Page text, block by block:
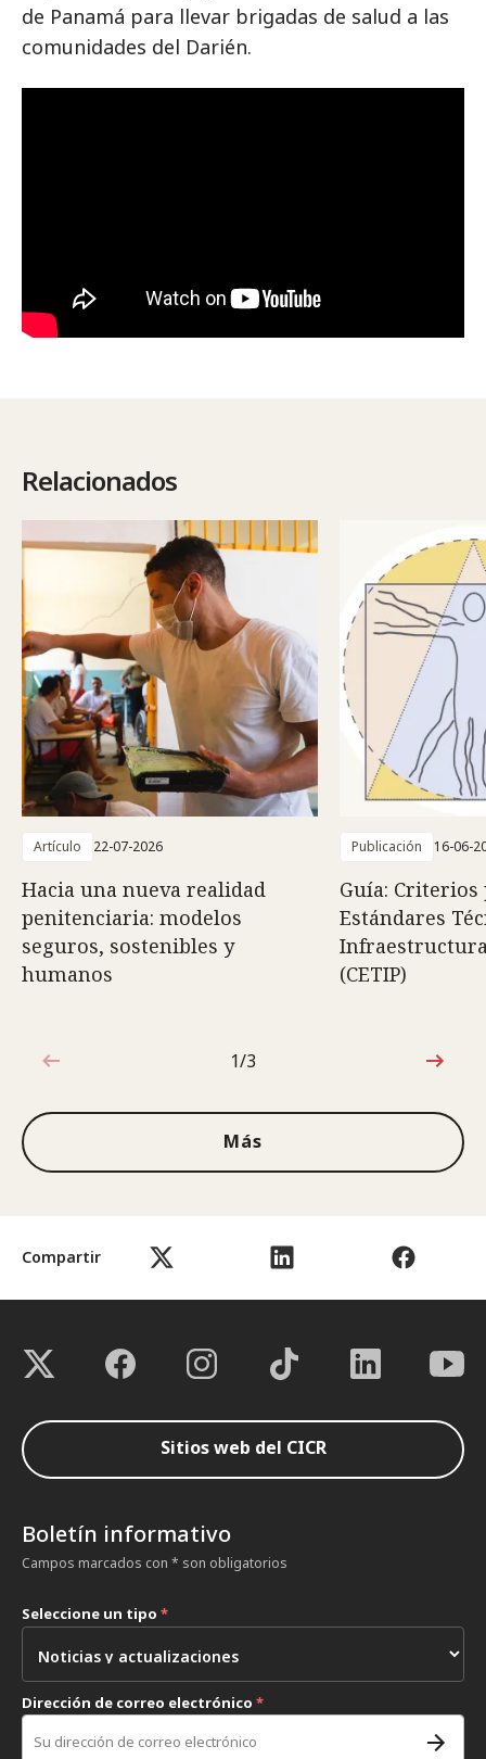
Compartir
de Panamá para llevar brigadas de salud a las
comunidades del Darién.
Relacionados
Artículo 22-07-2026
Hacia una nueva realidad
penitenciaria: modelos
seguros, sostenibles y
humanos
Publicación 16-06-
Guía: Criterios
Estándares
(CETIP)
1de3
1/3
Más
Sitios web del CICR
Boletín informativo
Campos marcados con * son obligatorios
Seleccione un tipo *
Dirección de correo electrónico *